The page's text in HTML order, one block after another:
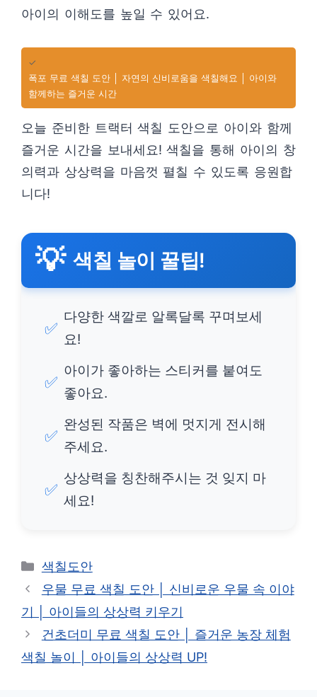
아이의 이해도를 높일 수 있어요.
✓
폭포 무료 색칠 도안 │ 자연의 신비로움을 색칠해요 │ 아이와
함께하는 즐거운 시간
오늘 준비한 트랙터 색칠 도안으로 아이와 함께
즐거운 시간을 보내세요! 색칠을 통해 아이의 창
의력과 상상력을 마음껏 펼칠 수 있도록 응원합
니다!
💡 색칠 놀이 꿀팁!
✅
다양한 색깔로 알록달록 꾸며보세
요!
✅
아이가 좋아하는 스티커를 붙여도
좋아요.
✅
완성된 작품은 벽에 멋지게 전시해
주세요.
✅
상상력을 칭찬해주시는 것 잊지 마
세요!
카
테
고
리
색칠도안
우물 무료 색칠 도안 │ 신비로운 우물 속 이야
기 │ 아이들의 상상력 키우기
건초더미 무료 색칠 도안 │ 즐거운 농장 체험
색칠 놀이 │ 아이들의 상상력 UP!